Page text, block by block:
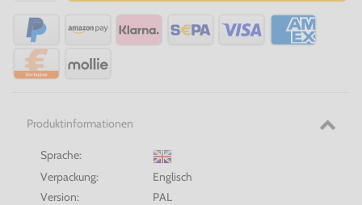
Produktinformationen
Sprache:
Verpackung:
Englisch
Version:
PAL